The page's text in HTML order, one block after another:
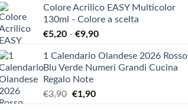
prezzo:
da
€12,10
Colore Acrilico EASY Multicolor
130ml - Colore a scelta
€5,20 - €9,90Fascia
prezzo:
da
1 Calendario Olandese 2026 Rosso
Blu Verde Numeri Grandi Cucina
Regalo Note
€3,90 Il
€1,90Il